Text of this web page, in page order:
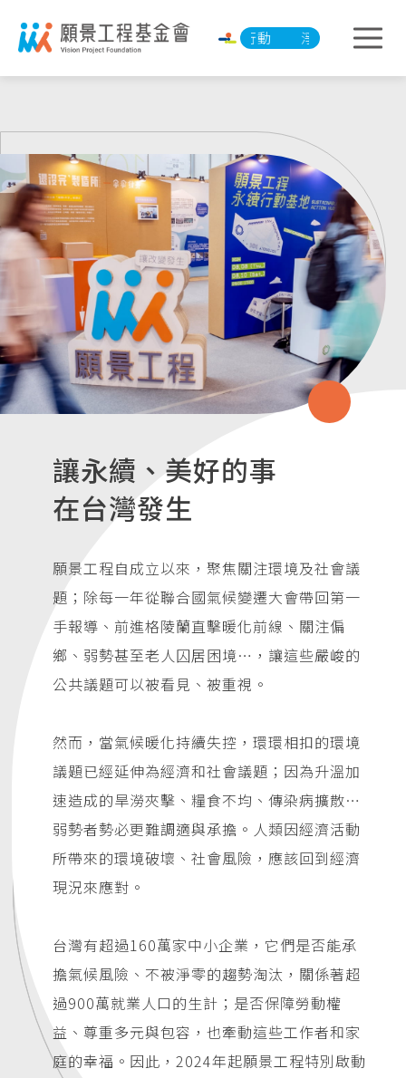
淨零承諾行動 淨零承諾行動
讓永續、美好的事
在台灣發生
願景工程自成立以來，聚焦關注環境及社會議
題；除每一年從聯合國氣候變遷大會帶回第一
手報導、前進格陵蘭直擊暖化前線、關注偏
鄉、弱勢甚至老人囚居困境…，讓這些嚴峻的
公共議題可以被看見、被重視。
然而，當氣候暖化持續失控，環環相扣的環境
議題已經延伸為經濟和社會議題；因為升溫加
速造成的旱澇夾擊、糧食不均、傳染病擴散…
弱勢者勢必更難調適與承擔。人類因經濟活動
所帶來的環境破壞、社會風險，應該回到經濟
現況來應對。
台灣有超過160萬家中小企業，它們是否能承
擔氣候風險、不被淨零的趨勢淘汰，關係著超
過900萬就業人口的生計；是否保障勞動權
益、尊重多元與包容，也牽動這些工作者和家
庭的幸福。因此，2024年起願景工程特別啟動